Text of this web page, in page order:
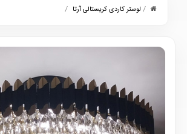
/ لوستر کاردی کریستالی آرتا /